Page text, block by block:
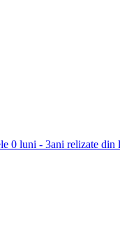
0 luni - 3ani relizate din